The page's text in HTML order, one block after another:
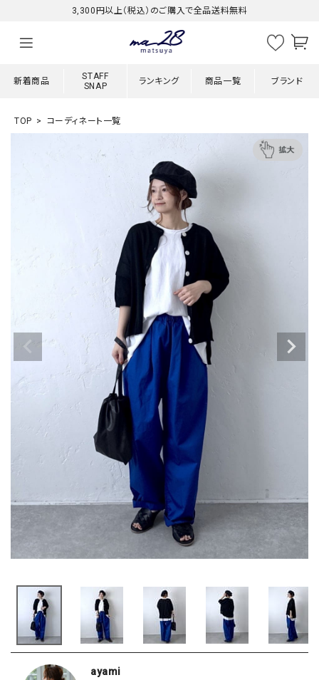
3,300円以上（税込）のご購入で全品送料無料
新着商品
STAFF
SNAP
ランキング 商品一覧 ブランド
TOP コーディネート一覧
ayami